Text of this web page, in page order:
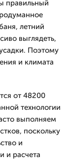
правильный
летний
выглядеть,
Поэтому
и климата
от 48200
технологии
выполняем
поскольку
и
и расчета